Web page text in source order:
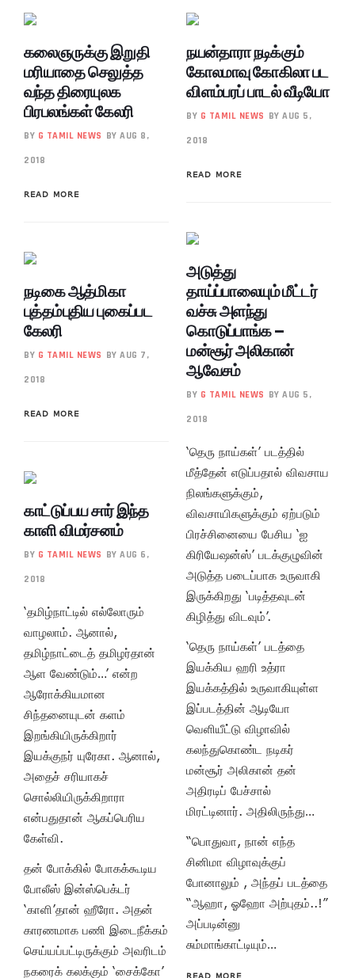
கலைஞருக்கு இறுதி
மரியாதை செலுத்த
வந்த திரையுலக
பிரபலங்கள் கேலரி
BY G TAMIL NEWS BY AUG 8,
2018
READ MORE
நடிகை ஆத்மிகா
புத்தம்புதிய புகைப்பட
கேலரி
BY G TAMIL NEWS BY AUG 7,
2018
READ MORE
காட்டுப்பய சார் இந்த
காளி விமர்சனம்
BY G TAMIL NEWS BY AUG 6,
2018
‘தமிழ்நாட்டில் எல்லோரும்
வாழலாம். ஆனால்,
தமிழ்நாட்டைத் தமிழர்தான்
ஆள வேண்டும்…’ என்ற
ஆரோக்கியமான
சிந்தனையுடன் களம்
இறங்கியிருக்கிறார்
இயக்குநர் யுரேகா. ஆனால்,
அதைச் சரியாகச்
சொல்லியிருக்கிறாரா
என்பதுதான் ஆகப்பெரிய
கேள்வி.
தன் போக்கில் போகக்கூடிய
போலீஸ் இன்ஸ்பெக்டர்
‘காளி’தான் ஹீரோ. அதன்
காரணமாக பணி இடைநீக்கம்
செய்யப்பட்டிருக்கும் அவரிடம்
நகரைக் கலக்கும் ‘சைக்கோ’
நயன்தாரா நடிக்கும்
கோலமாவு கோகிலா பட
விளம்பரப் பாடல் வீடியோ
BY G TAMIL NEWS BY AUG 5,
2018
READ MORE
அடுத்து
தாய்ப்பாலையும் மீட்டர்
வச்சு அளந்து
கொடுப்பாங்க –
மன்சூர் அலிகான்
ஆவேசம்
BY G TAMIL NEWS BY AUG 5,
2018
‘தெரு நாய்கள்’ படத்தில்
மீத்தேன் எடுப்பதால் விவசாய
நிலங்களுக்கும்,
விவசாயிகளுக்கும் ஏற்படும்
பிரச்சினையை பேசிய ‘ஐ
கிரியேஷன்ஸ்’ படக்குழுவின்
அடுத்த படைப்பாக உருவாகி
இருக்கிறது ‘படித்தவுடன்
கிழித்து விடவும்’.
‘தெரு நாய்கள்’ படத்தை
இயக்கிய ஹரி உத்ரா
இயக்கத்தில் உருவாகியுள்ள
இப்படத்தின் ஆடியோ
வெளியீட்டு விழாவில்
கலந்துகொண்ட நடிகர்
மன்சூர் அலிகான் தன்
அதிரடிப் பேச்சால்
மிரட்டினார். அதிலிருந்து…
“பொதுவா, நான் எந்த
சினிமா விழாவுக்குப்
போனாலும் , அந்தப் படத்தை
“ஆஹா, ஓஹோ அற்புதம்..!”
அப்படின்னு
சும்மாங்காட்டியும்…
READ MORE